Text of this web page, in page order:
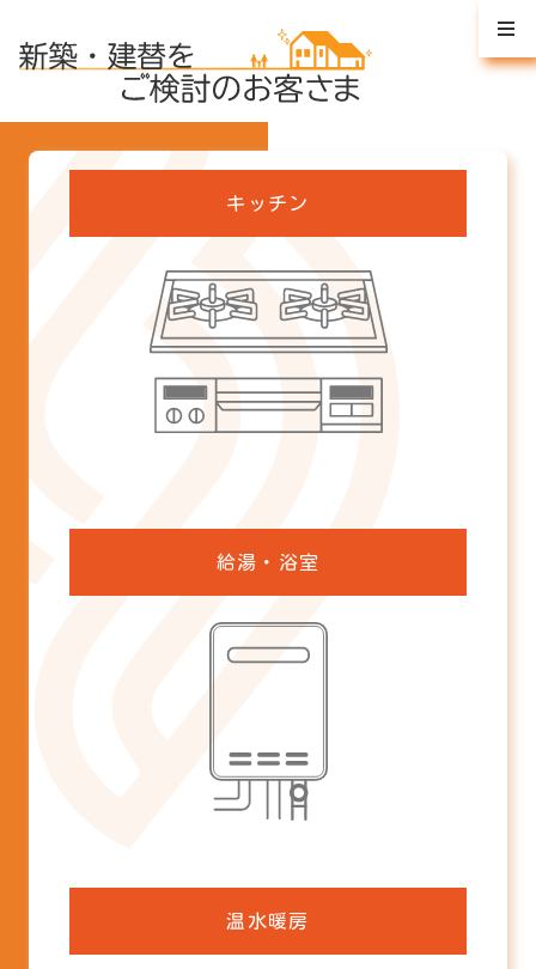
キッチン
ビルトインコンロ
グリル調理器
給湯・浴室
ガスふろ給湯器
浴室暖房乾燥機
マイクロバブル
温水暖房